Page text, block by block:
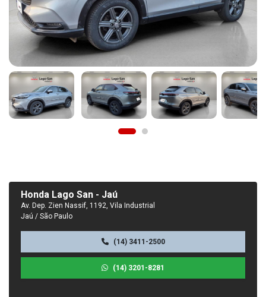
Honda Lago San - Jaú
Av. Dep. Zien Nassif, 1192, Vila Industrial
Jaú / São Paulo
(14) 3411-2500
(14) 3201-8281